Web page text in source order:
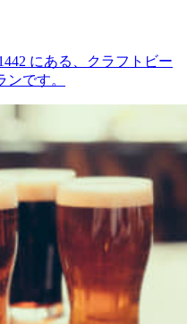
にある、クラフトビー
です。